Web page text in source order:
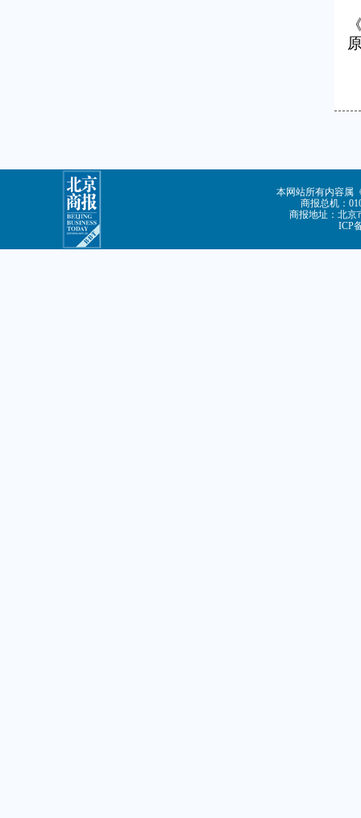
本网站所有内容属
商报总机：
商报地址：北京
ICP